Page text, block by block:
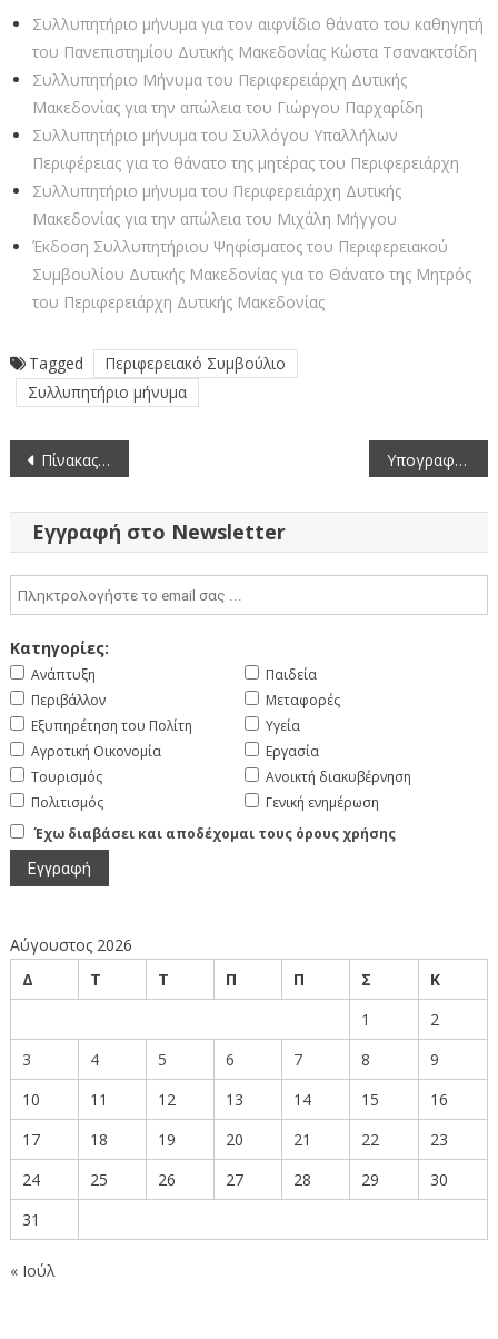
Συλλυπητήριο μήνυμα για τον αιφνίδιο θάνατο του καθηγητή
του Πανεπιστημίου Δυτικής Μακεδονίας Κώστα Τσανακτσίδη
Συλλυπητήριο Μήνυμα του Περιφερειάρχη Δυτικής
Μακεδονίας για την απώλεια του Γιώργου Παρχαρίδη
Συλλυπητήριο μήνυμα του Συλλόγου Υπαλλήλων
Περιφέρειας για το θάνατο της μητέρας του Περιφερειάρχη
Συλλυπητήριο μήνυμα του Περιφερειάρχη Δυτικής
Μακεδονίας για την απώλεια του Μιχάλη Μήγγου
Έκδοση Συλλυπητήριου Ψηφίσματος του Περιφερειακού
Συμβουλίου Δυτικής Μακεδονίας για το Θάνατο της Μητρός
του Περιφερειάρχη Δυτικής Μακεδονίας
Tagged
Περιφερειακό Συμβούλιο
Συλλυπητήριο μήνυμα
Πλοήγηση
άρθρων
Πίνακας των συζητηθέντων θεμάτων κατά την 11η/28-6-2021 συνεδρίαση της Επιτροπής Περιβάλλοντος της Περιφέρειας Δυτικής Μακεδονίας Υπογραφή συμβάσεων μελετών από τον Περιφερειάρχη Δυτικής Μακεδονίας (8-7-2021)
Εγγραφή στο Newsletter
Κατηγορίες:
Ανάπτυξη
Περιβάλλον
Εξυπηρέτηση του Πολίτη
Αγροτική Οικονομία
Τουρισμός
Πολιτισμός
Παιδεία
Μεταφορές
Υγεία
Εργασία
Ανοικτή διακυβέρνηση
Γενική ενημέρωση
Έχω διαβάσει και αποδέχομαι τους όρους χρήσης
Αύγουστος 2026
Δ
Τ Τ Π Π Σ
Κ
1
2
3
4 5 6 7 8
9
10
11 12 13 14 15
16
17
18 19 20 21 22
23
24
25 26 27 28 29
30
31
« Ιούλ